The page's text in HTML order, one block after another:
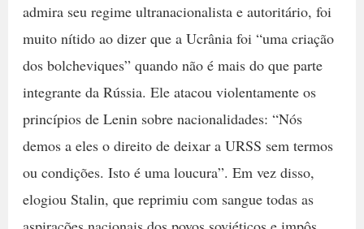
admira seu regime ultranacionalista e autoritário, foi
muito nítido ao dizer que a Ucrânia foi “uma criação
dos bolcheviques” quando não é mais do que parte
integrante da Rússia. Ele atacou violentamente os
princípios de Lenin sobre nacionalidades: “Nós
demos a eles o direito de deixar a URSS sem termos
ou condições. Isto é uma loucura”. Em vez disso,
elogiou Stalin, que reprimiu com sangue todas as